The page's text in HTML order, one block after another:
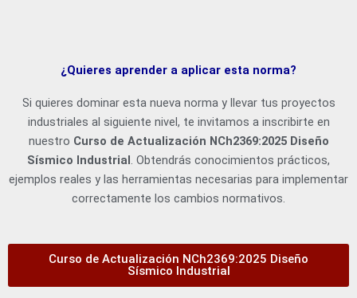
¿Quieres aprender a aplicar esta norma?
Si quieres dominar esta nueva norma y llevar tus proyectos
industriales al siguiente nivel, te invitamos a inscribirte en
nuestro Curso de Actualización NCh2369:2025 Diseño
Sísmico Industrial. Obtendrás conocimientos prácticos,
ejemplos reales y las herramientas necesarias para implementar
correctamente los cambios normativos.
Curso de Actualización NCh2369:2025 Diseño
Sísmico Industrial